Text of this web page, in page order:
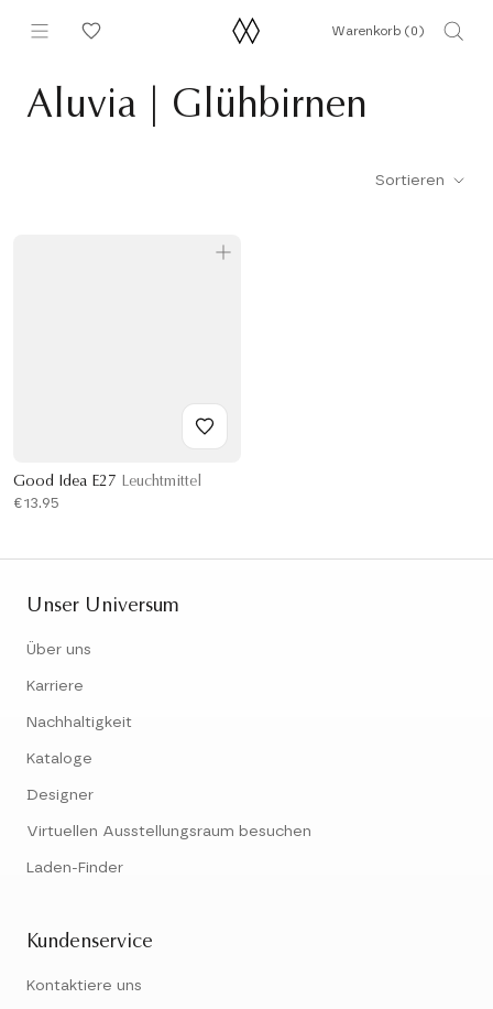
Warenkorb (0)
Aluvia | Glühbirnen
Sortieren
Good Idea E27 Leuchtmittel
€13.95
Unser Universum
Über uns
Karriere
Nachhaltigkeit
Kataloge
Designer
Virtuellen Ausstellungsraum besuchen
Laden-Finder
Kundenservice
Kontaktiere uns